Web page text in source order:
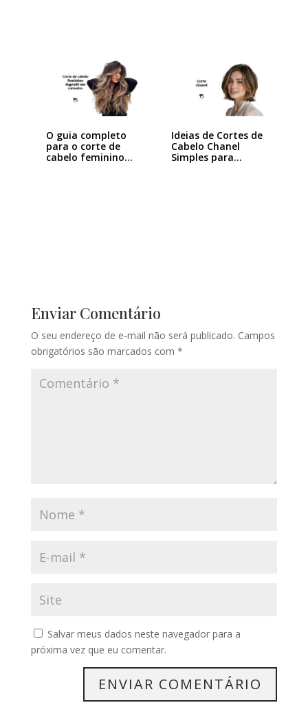
O guia completo
para o corte de
cabelo feminino…
Ideias de Cortes de
Cabelo Chanel
Simples para…
Enviar Comentário
O seu endereço de e-mail não será publicado. Campos
obrigatórios são marcados com *
Salvar meus dados neste navegador para a
próxima vez que eu comentar.